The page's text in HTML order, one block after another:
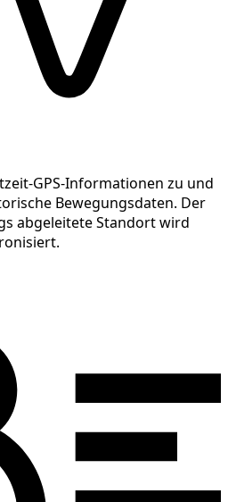
GPS-Informationen zu und
Bewegungsdaten. Der
abgeleitete Standort wird